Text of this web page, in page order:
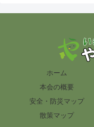
ホーム
本会の概要
安全・防災マップ
散策マップ